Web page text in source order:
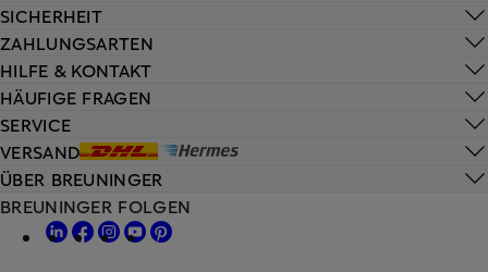
HILFE & KONTAKT
HÄUFIGE FRAGEN
SERVICE
VERSAND
SICHERHEIT
ZAHLUNGSARTEN
ÜBER BREUNINGER
BREUNINGER FOLGEN